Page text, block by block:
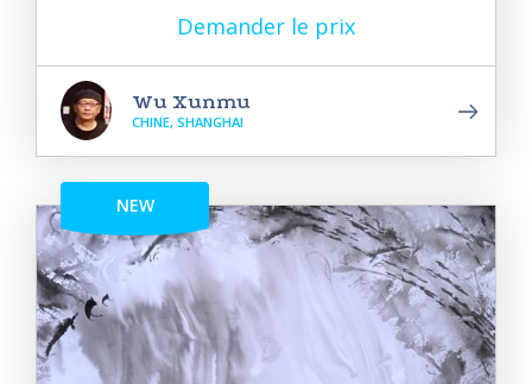
Demander le prix
Wu Xunmu
CHINE, SHANGHAI
NEW